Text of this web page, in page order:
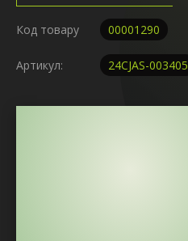
Код товару 00001290
Артикул: 24CJAS-003405